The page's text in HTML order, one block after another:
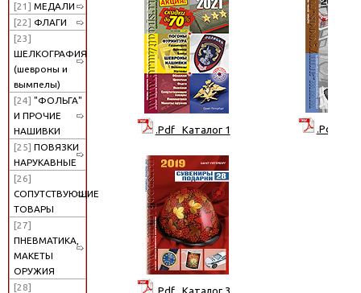
[21] МЕДАЛИ
[22] ФЛАГИ
[23]
ШЕЛКОГРАФИЯ
(шевроны и
вымпелы)
[24] "ФОЛЬГА"
И ПРОЧИЕ
НАШИВКИ
[25] ПОВЯЗКИ
НАРУКАВНЫЕ
[26]
СОПУТСТВУЮЩИЕ
ТОВАРЫ
[27]
ПНЕВМАТИКА,
МАКЕТЫ
ОРУЖИЯ
[28]
.Pdf Каталог 1 .Pdf
.Pdf Каталог 3